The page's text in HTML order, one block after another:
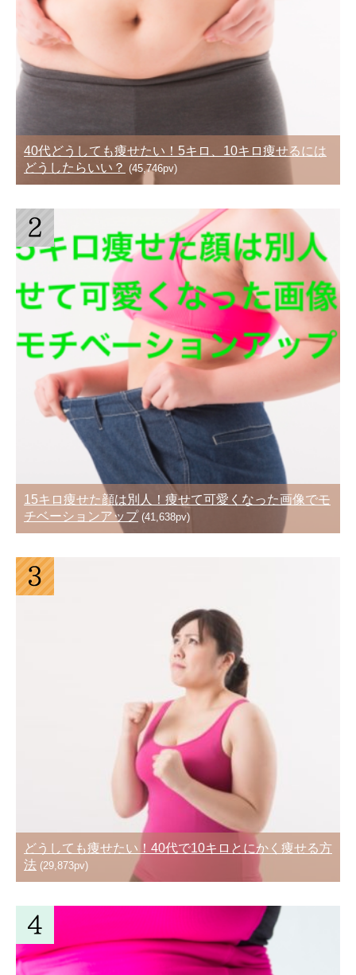
40代どうしても痩せたい！5キロ、10キロ痩せるには
どうしたらいい？ (45,746pv)
15キロ痩せた顔は別人！痩せて可愛くなった画像でモ
チベーションアップ (41,638pv)
どうしても痩せたい！40代で10キロとにかく痩せる方
法 (29,873pv)